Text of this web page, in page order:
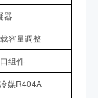
器
容量调整
组件
媒R404A